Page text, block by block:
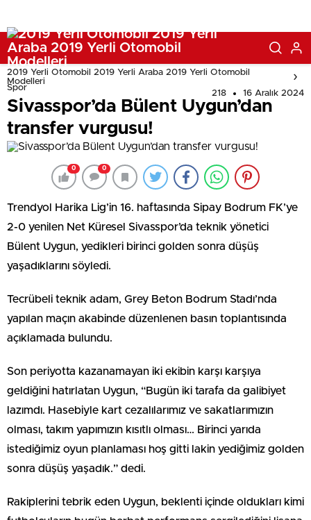
2019 Yerli Otomobil 2019 Yerli Araba 2019 Yerli Otomobil
Modelleri
Spor
218 16 Aralık 2024
Sivasspor’da Bülent Uygun’dan
transfer vurgusu!
0 0
Trendyol Harika Lig’in 16. haftasında Sipay Bodrum FK’ye
2-0 yenilen Net Küresel Sivasspor’da teknik yönetici
Bülent Uygun, yedikleri birinci golden sonra düşüş
yaşadıklarını söyledi.
Tecrübeli teknik adam, Grey Beton Bodrum Stadı’nda
yapılan maçın akabinde düzenlenen basın toplantısında
açıklamada bulundu.
Son periyotta kazanamayan iki ekibin karşı karşıya
geldiğini hatırlatan Uygun, “Bugün iki tarafa da galibiyet
lazımdı. Hasebiyle kart cezalılarımız ve sakatlarımızın
olması, takım yapımızın kısıtlı olması… Birinci yarıda
istediğimiz oyun planlaması hoş gitti lakin yediğimiz golden
sonra düşüş yaşadık.” dedi.
Rakiplerini tebrik eden Uygun, beklenti içinde oldukları kimi